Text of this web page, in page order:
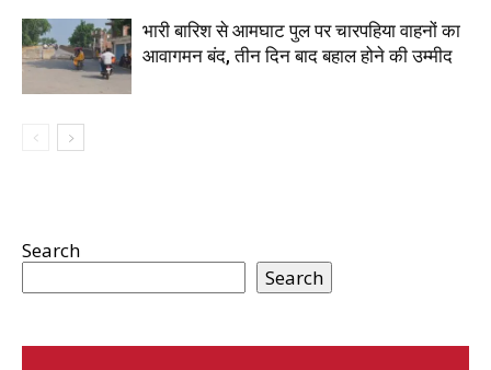
भारी बारिश से आमघाट पुल पर चारपहिया वाहनों का
आवागमन बंद, तीन दिन बाद बहाल होने की उम्मीद
Search
Search